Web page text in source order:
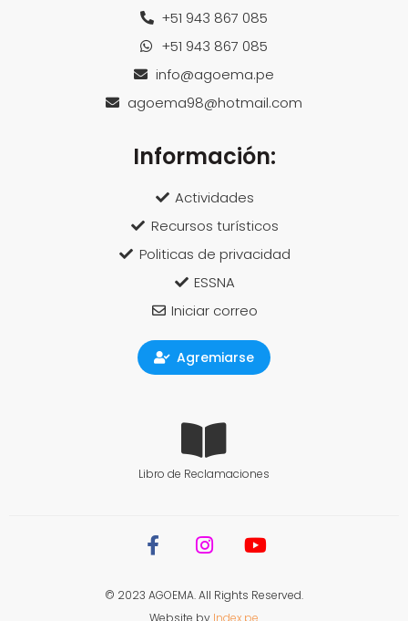
+51 943 867 085
+51 943 867 085
info@agoema.pe
agoema98@hotmail.com
Información:
Actividades
Recursos turísticos
Politicas de privacidad
ESSNA
Iniciar correo
Agremiarse
Libro de Reclamaciones
© 2023 AGOEMA. All Rights Reserved.
Website by Index.pe